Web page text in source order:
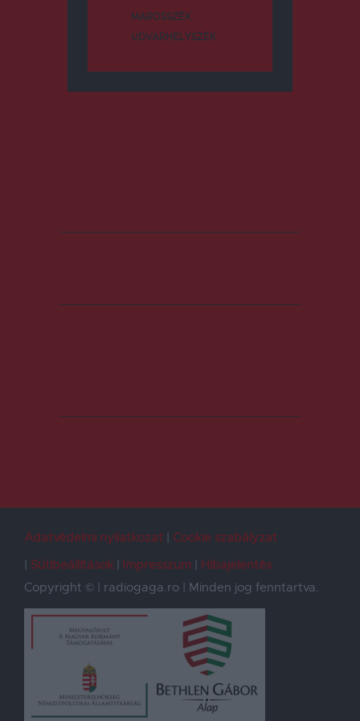
MAROSSZÉK
UDVARHELYSZÉK
Adatvédelmi nyilatkozat
Cookie szabályzat
Sütibeállítások
Impresszum
Hibajelentés
Copyright © | radiogaga.ro | Minden jog fenntartva.